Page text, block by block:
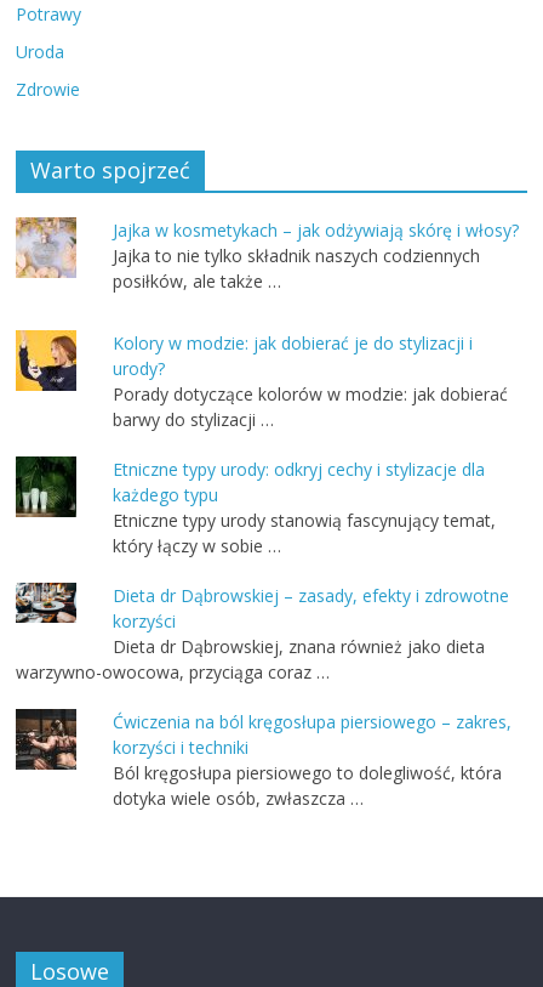
Potrawy
Uroda
Zdrowie
Warto spojrzeć
Jajka w kosmetykach – jak odżywiają skórę i włosy?
Jajka to nie tylko składnik naszych codziennych
posiłków, ale także …
Kolory w modzie: jak dobierać je do stylizacji i
urody?
Porady dotyczące kolorów w modzie: jak dobierać
barwy do stylizacji …
Etniczne typy urody: odkryj cechy i stylizacje dla
każdego typu
Etniczne typy urody stanowią fascynujący temat,
który łączy w sobie …
Dieta dr Dąbrowskiej – zasady, efekty i zdrowotne
korzyści
Dieta dr Dąbrowskiej, znana również jako dieta
warzywno-owocowa, przyciąga coraz …
Ćwiczenia na ból kręgosłupa piersiowego – zakres,
korzyści i techniki
Ból kręgosłupa piersiowego to dolegliwość, która
dotyka wiele osób, zwłaszcza …
Losowe